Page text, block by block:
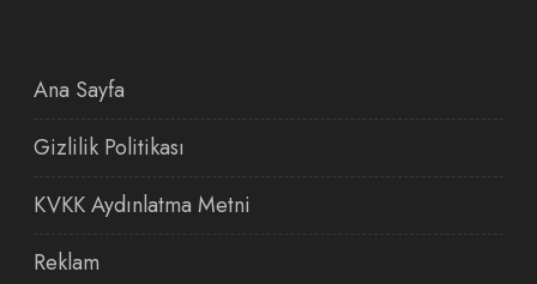
Ana Sayfa
Gizlilik Politikası
KVKK Aydınlatma Metni
Reklam